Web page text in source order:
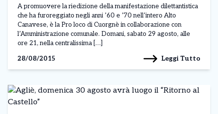
A promuovere la riedizione della manifestazione dilettantistica
che ha furoreggiato negli anni ’60 e ’70 nell’intero Alto
Canavese, è la Pro loco di Cuorgnè in collaborazione con
l’Amministrazione comunale. Domani, sabato 29 agosto, alle
ore 21, nella centralissima […]
28/08/2015
Leggi Tutto